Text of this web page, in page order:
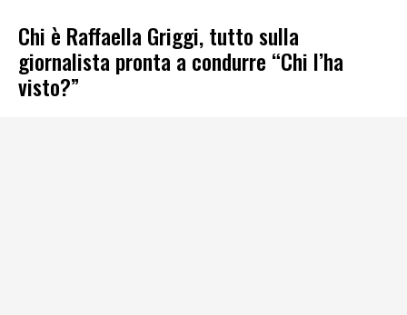
Chi è Raffaella Griggi, tutto sulla
giornalista pronta a condurre “Chi l’ha
visto?”